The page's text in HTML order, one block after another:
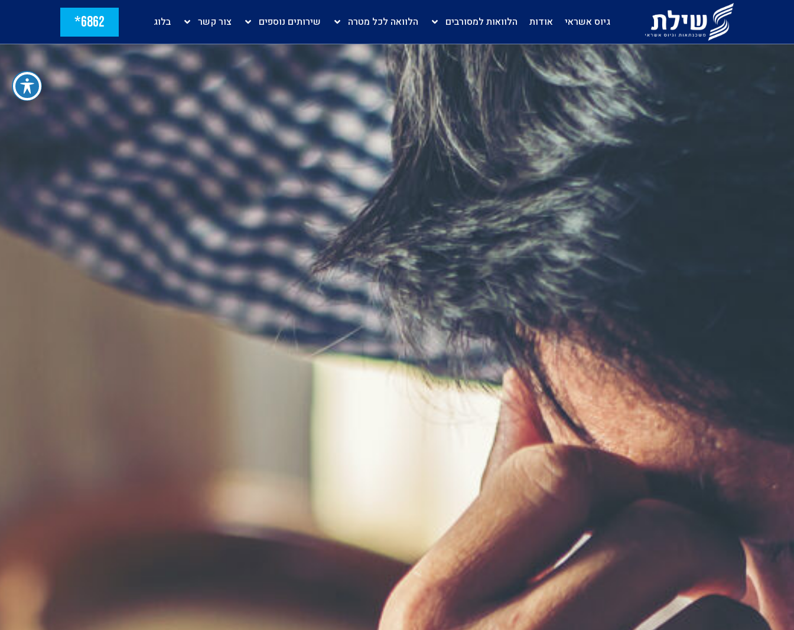
גיוס אשראי אודות הלוואות למסורבים הלוואה לכל מטרה שירותים נוספים צור קשר בלוג 6862*